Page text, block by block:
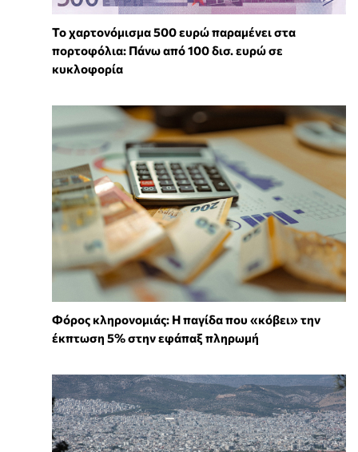
Το χαρτονόμισμα 500 ευρώ παραμένει στα
πορτοφόλια: Πάνω από 100 δισ. ευρώ σε
κυκλοφορία
Φόρος κληρονομιάς: Η παγίδα που «κόβει» την
έκπτωση 5% στην εφάπαξ πληρωμή